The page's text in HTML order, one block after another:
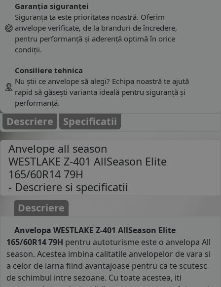
Garanția siguranței
Siguranța ta este prioritatea noastră. Oferim
anvelope verificate, de la branduri de încredere,
pentru performanță și aderență optimă în orice
condiții.
Consiliere tehnica
Nu știi ce anvelope să alegi? Echipa noastră te ajută
rapid să găsești varianta ideală pentru siguranță și
performanță.
Descriere Specificatii
Anvelope all season
WESTLAKE Z-401 AllSeason Elite
165/60R14 79H
- Descriere si specificatii
Descriere
Anvelopa WESTLAKE Z-401 AllSeason Elite
165/60R14 79H pentru autoturisme este o anvelopa All
season. Acestea imbina calitatile anvelopelor de vara si
a celor de iarna fiind avantajoase pentru ca te scutesc
de schimbul intre sezoane. Cu toate acestea, iti